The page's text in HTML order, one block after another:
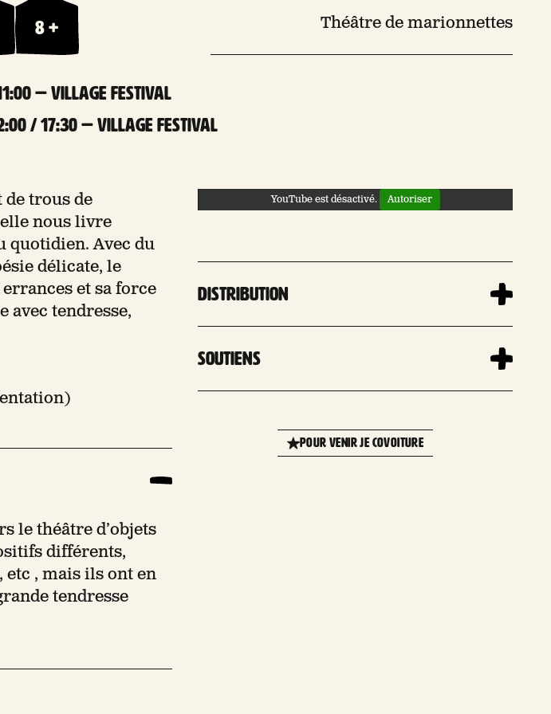
8 + Théâtre de marionnettes
— Village Festival
/ 17:30 — Village Festival
de trous de
nous livre
quotidien. Avec du
délicate, le
et sa force
avec tendresse,
le théâtre d’objets
différents,
etc , mais ils ont en
tendresse
YouTube est désactivé. Autoriser
Distribution
Soutiens
POUR VENIR JE COVOITURE